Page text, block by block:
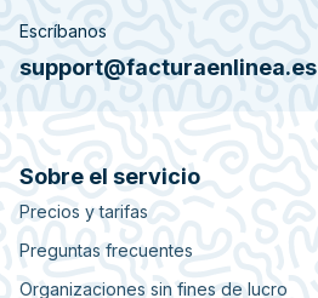
Escríbanos
support@facturaenlinea.es
Sobre el servicio
Precios y tarifas
Preguntas frecuentes
Organizaciones sin fines de lucro